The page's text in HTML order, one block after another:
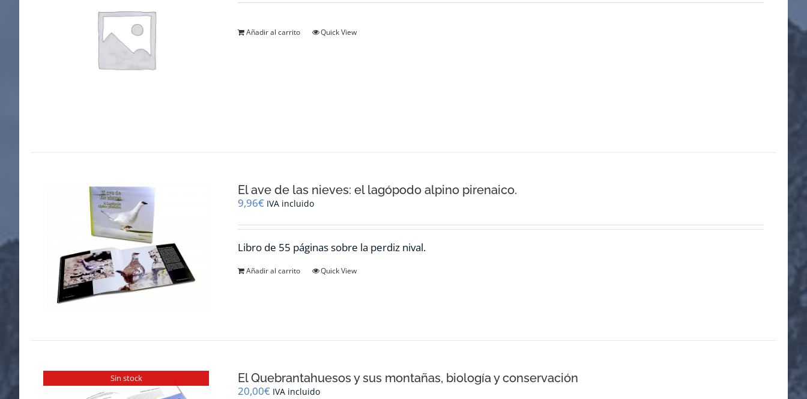
Añadir al carrito Quick View
El ave de las nieves: el lagópodo alpino pirenaico.
9,96€ IVA incluido
Libro de 55 páginas sobre la perdiz nival.
Añadir al carrito Quick View
Sin stock El Quebrantahuesos y sus montañas, biología y conservación
20,00€ IVA incluido